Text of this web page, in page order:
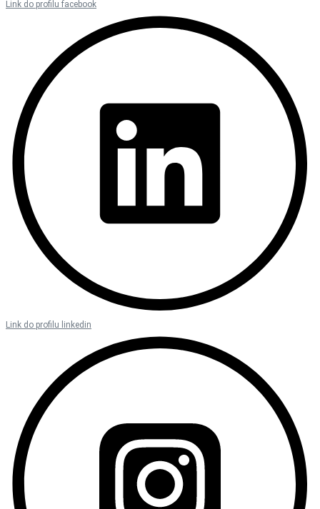
Link do profilu facebook
Link do profilu linkedin